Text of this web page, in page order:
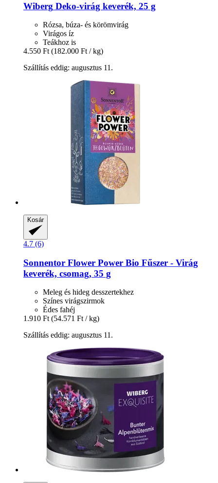
Wiberg Deko-​virág keverék, 25 g
Rózsa, búza- és körömvirág
Virágos íz
Teákhoz is
4.550 Ft (182.000 Ft / kg)
Szállítás eddig: augusztus 11.
Kosár
4.7 (6)
Sonnentor Flower Power Bio Fűszer -​ Virág
keverék, csomag, 35 g
Meleg és hideg desszertekhez
Színes virágszirmok
Édes fahéj
1.910 Ft (54.571 Ft / kg)
Szállítás eddig: augusztus 11.